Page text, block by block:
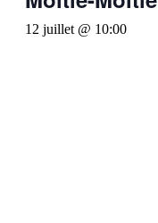
12 juillet @ 10:00